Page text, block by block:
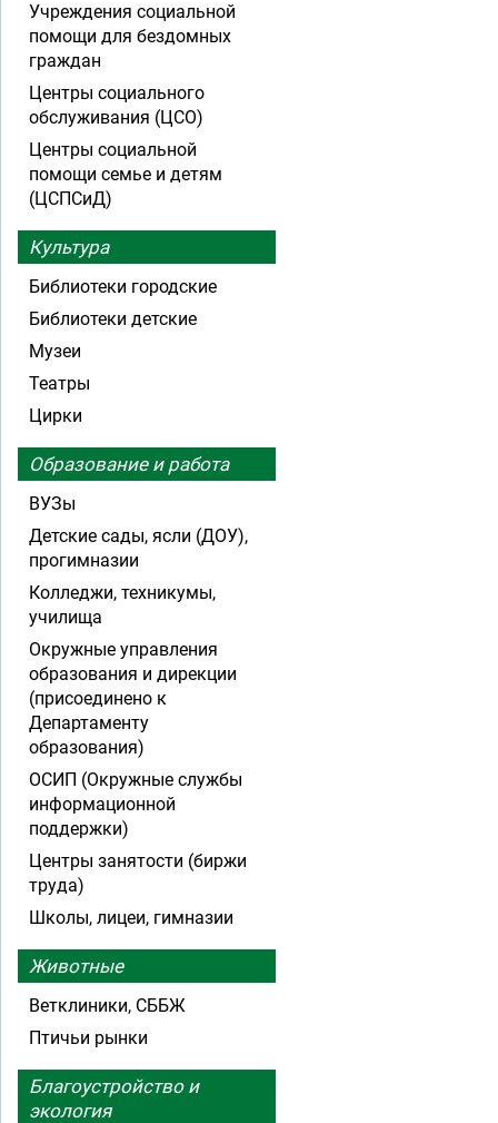
Учреждения социальной
помощи для бездомных
граждан
Центры социального
обслуживания (ЦСО)
Центры социальной
помощи семье и детям
(ЦСПСиД)
Культура
Библиотеки городские
Библиотеки детские
Музеи
Театры
Цирки
Образование и работа
ВУЗы
Детские сады, ясли (ДОУ),
прогимназии
Колледжи, техникумы,
училища
Окружные управления
образования и дирекции
(присоединено к
Департаменту
образования)
ОСИП (Окружные службы
информационной
поддержки)
Центры занятости (биржи
труда)
Школы, лицеи, гимназии
Животные
Ветклиники, СББЖ
Птичьи рынки
Благоустройство и
экология